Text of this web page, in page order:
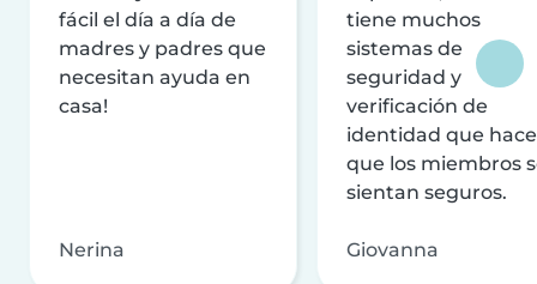
fácil el día a día de
madres y padres que
necesitan ayuda en
casa!
Nerina
tiene muchos
sistemas de
seguridad y
verificación de
identidad que
que los miembros
sientan seguros.
Giovanna